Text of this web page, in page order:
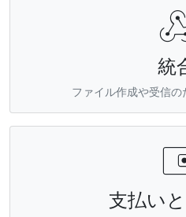
統
ファイル作成や受信
支払い